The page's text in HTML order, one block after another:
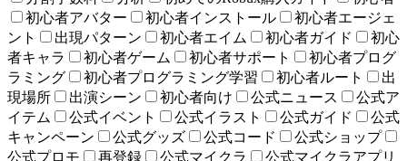
初心者アバター
初心者インストール
初心者エージェ
ント
出現パターン 初心者エイム 初心者ガイド
初心
者キャラ
初心者ゲーム 初心者サポート
初心者プログ
ラミング
初心者プログラミング学習 初心者ルート
出
現場所
出演シーン 初心者向け 公式ニュース
公式ア
イテム
公式イベント 公式イラスト 公式ガイド
公式
キャンペーン
公式グッズ 公式コード
公式ショップ
公式プロモ
再登録 公式マイクラ
公式マイクラアプリ